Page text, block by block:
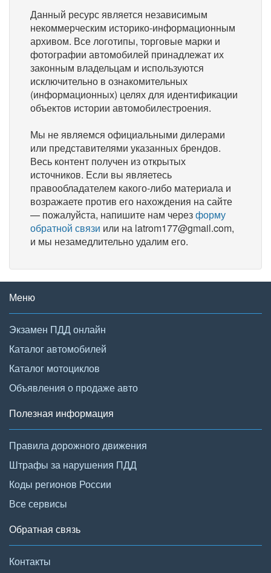
Данный ресурс является независимым
некоммерческим историко-информационным
архивом. Все логотипы, торговые марки и
фотографии автомобилей принадлежат их
законным владельцам и используются
исключительно в ознакомительных
(информационных) целях для идентификации
объектов истории автомобилестроения.
Мы не являемся официальными дилерами
или представителями указанных брендов.
Весь контент получен из открытых
источников. Если вы являетесь
правообладателем какого-либо материала и
возражаете против его нахождения на сайте
— пожалуйста, напишите нам черезформу
обратной связи или на latrom177@gmail.com,
и мы незамедлительно удалим его.
Меню
Экзамен ПДД онлайн
Каталог автомобилей
Каталог мотоциклов
Объявления о продаже авто
Полезная информация
Правила дорожного движения
Штрафы за нарушения ПДД
Коды регионов России
Все сервисы
Обратная связь
Контакты